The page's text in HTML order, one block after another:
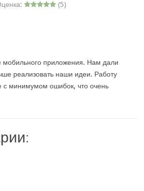
(5)
мобильного приложения. Нам дали
реализовать наши идеи. Работу
с минимумом ошибок, что очень